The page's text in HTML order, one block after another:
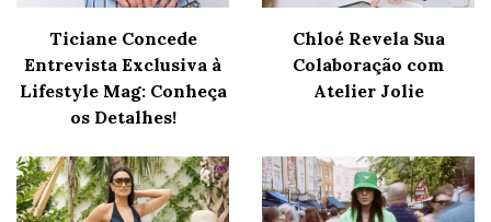
Ticiane Concede
Entrevista Exclusiva à
Lifestyle Mag: Conheça
os Detalhes!
Chloé Revela Sua
Colaboração com
Atelier Jolie